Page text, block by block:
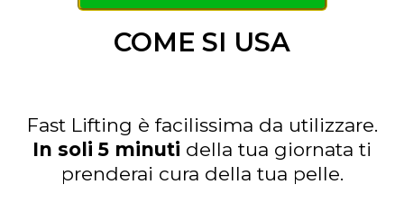
COME SI USA
Fast Lifting è facilissima da utilizzare.
In soli 5 minuti della tua giornata ti
prenderai cura della tua pelle.